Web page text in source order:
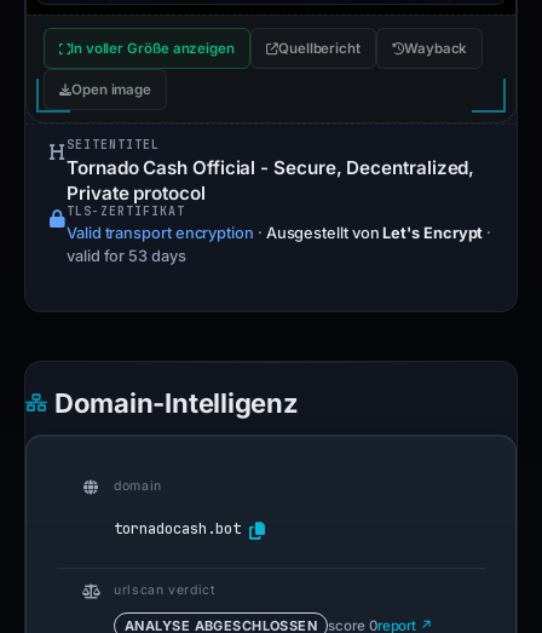
In voller Größe anzeigen Quellbericht Wayback
Open image
SEITENTITEL
Tornado Cash Official - Secure, Decentralized,
Private protocol
TLS-ZERTIFIKAT
Valid transport encryption · Ausgestellt vonLet's Encrypt ·
valid for 53 days
Domain-Intelligenz
domain
tornadocash.bot
urlscan verdict
ANALYSE ABGESCHLOSSEN score 0report ↗